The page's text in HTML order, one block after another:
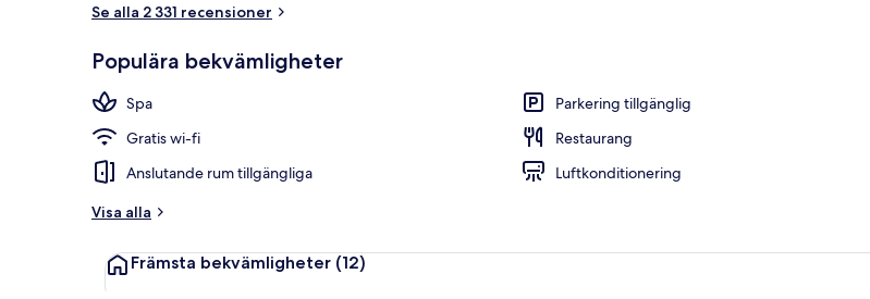
Se alla 2 331 recensioner
Populära bekvämligheter
Spa
Parkering tillgänglig
Gratis wi-fi
Restaurang
Anslutande rum tillgängliga
Luftkonditionering
Visa alla
Främsta bekvämligheter (12)